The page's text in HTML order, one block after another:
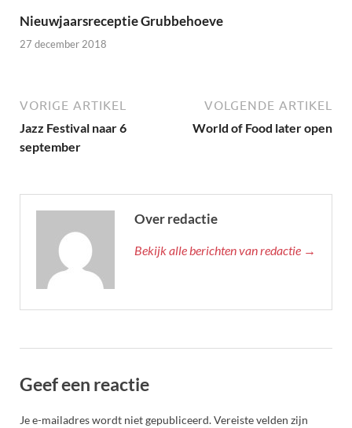
Nieuwjaarsreceptie Grubbehoeve
27 december 2018
VORIGE ARTIKEL
Jazz Festival naar 6
september
VOLGENDE ARTIKEL
World of Food later open
Over redactie
Bekijk alle berichten van redactie →
Geef een reactie
Je e-mailadres wordt niet gepubliceerd.Vereiste velden zijn